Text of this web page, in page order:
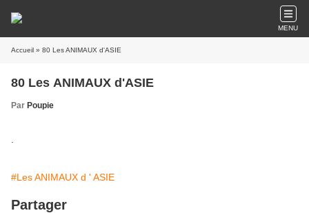
MENU
Accueil » 80 Les ANIMAUX d'ASIE
80 Les ANIMAUX d'ASIE
Par Poupie
#Les ANIMAUX d ' ASIE
Partager